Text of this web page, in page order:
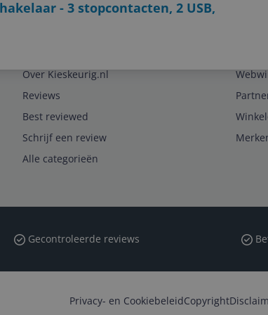
- 3 stopcontacten, 2 USB,
Over Kieskeurig.nl
Reviews
Best reviewed
Schrijf een review
Alle categorieën
Gecontroleerde reviews
Privacy- en CookiebeleidCopyright